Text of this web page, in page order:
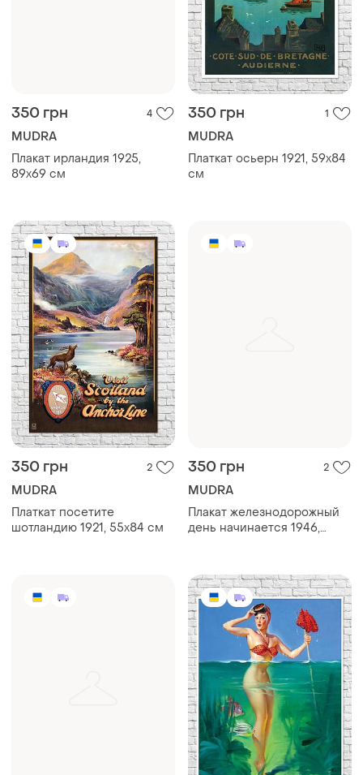
350 грн 4
MUDRA
Плакат ирландия 1925,
89х69 см
350 грн 1
MUDRA
Платкат осьерн 1921, 59х84
см
350 грн 2
MUDRA
Платкат посетите
шотландию 1921, 55х84 см
350 грн 2
MUDRA
Плакат железнодорожный
день начинается 1946,